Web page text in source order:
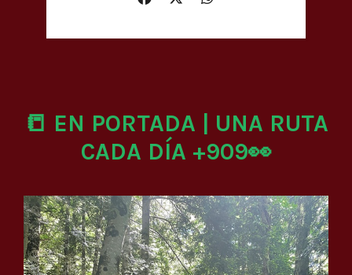
📒 EN PORTADA | UNA RUTA
CADA DÍA +909👀